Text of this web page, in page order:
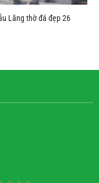
Lăng thờ đá đẹp 26